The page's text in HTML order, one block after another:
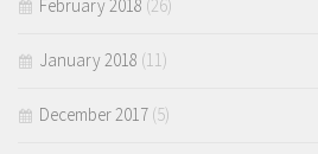
February 2018 (26)
January 2018 (11)
December 2017 (5)